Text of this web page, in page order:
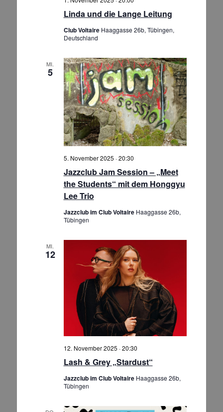
e
S
c
h
e
u
n
d
A
i
c
t
n
a
v
i
g
a
n
t
e
n
-
N
a
v
i
i
Linda und die Lange Leitung
Club Voltaire Haaggasse 26b, Tübingen,
Deutschland
MI.
5
Jazzclub Jam Session – „Meet
the Students“ mit dem Honggyu
Lee Trio
5. November 2025 · 20:30
Jazzclub im Club Voltaire Haaggasse 26b,
Tübingen
MI.
12
Lash & Grey „Stardust“
12. November 2025 · 20:30
Jazzclub im Club Voltaire Haaggasse 26b,
Tübingen